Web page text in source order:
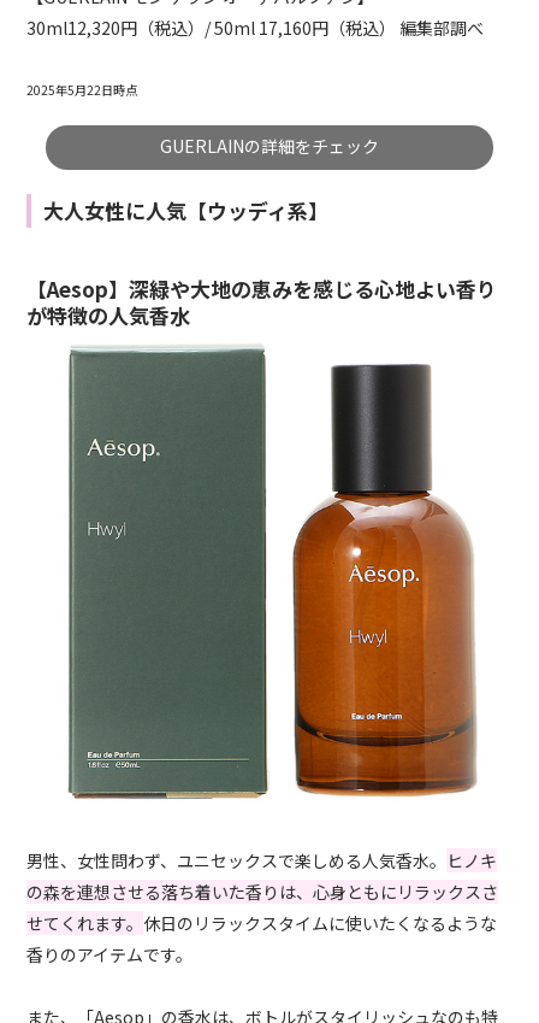
30ml12,320円（税込）/ 50ml 17,160円（税込） 編集部調べ
2025年5月22日時点
GUERLAINの詳細をチェック
大人女性に人気【ウッディ系】
【Aesop】深緑や大地の恵みを感じる心地よい香り
が特徴の人気香水
男性、女性問わず、ユニセックスで楽しめる人気香水。 ヒノキ
の森を連想させる落ち着いた香りは、心身ともにリラックスさ
せてくれます。 休日のリラックスタイムに使いたくなるような
香りのアイテムです。
また、「Aesop」の香水は、ボトルがスタイリッシュなのも特